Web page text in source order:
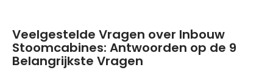
Veelgestelde Vragen over Inbouw
Stoomcabines: Antwoorden op de 9
Belangrijkste Vragen